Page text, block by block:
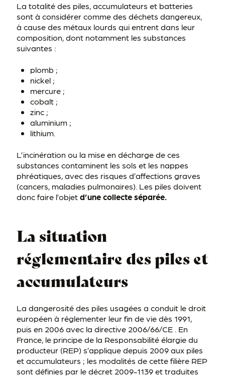
La totalité des piles, accumulateurs et batteries
sont à considérer comme des déchets dangereux,
à cause des métaux lourds qui entrent dans leur
composition, dont notamment les substances
suivantes :
plomb ;
nickel ;
mercure ;
cobalt ;
zinc ;
aluminium ;
lithium.
L’incinération ou la mise en décharge de ces
substances contaminent les sols et les nappes
phréatiques, avec des risques d’affections graves
(cancers, maladies pulmonaires). Les piles doivent
donc faire l’objetd’une collecte séparée.
La situation
réglementaire des piles et
accumulateurs
La dangerosité des piles usagées a conduit le droit
européen à réglementer leur fin de vie dès 1991,
puis en 2006 avec la directive 2006/66/CE . En
France, le principe de la Responsabilité élargie du
producteur (REP) s’applique depuis 2009 aux piles
et accumulateurs ; les modalités de cette filière REP
sont définies par le décret 2009-1139 et traduites